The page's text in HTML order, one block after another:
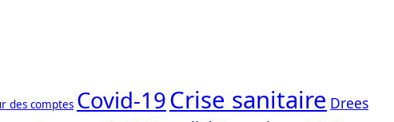
des comptes Covid-19Crise sanitaire Drees